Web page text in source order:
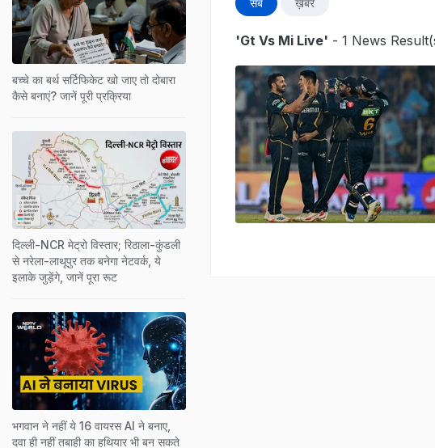
सब ख़बरें
'Gt Vs Mi Live' - 1 News
बच्चे का बर्थ सर्टिफिकेट खो जाए तो दोबारा
कैसे बनाएं? जानें पूरी प्रक्रिया
दिल्ली-NCR मेट्रो विस्तार; रिठाला-कुंडली
से नरेला-लाथूपुर तक बनेगा नेटवर्क, ये
इलाके जुड़ेंगे, जानें पूरा रूट
भगवान ने नहीं ये 16 वायरस AI ने बनाए,
दवा ही नहीं तबाही का हथियार भी बन सकते